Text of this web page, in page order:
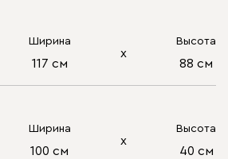
Ширина
117 см
х
Высота
88 см
Ширина
100 см
х
Высота
40 см